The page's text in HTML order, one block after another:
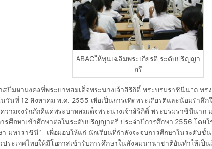
ABACให้ทุนเฉลิมพระเกียรติ ระดับปริญญา
ตรี
สปีมหามงคลที่พระบาทสมเด็จพระนางเจ้าสิริกิติ์ พระบรมราชินีนาถ ทร
วันที่ 12 สิงหาคม พ.ศ. 2555 เพื่อเป็นการเทิดพระเกียรติและน้อมรำ
วามจงรักภักดีแด่พระบาทสมเด็จพระนางเจ้าสิริกิติ์ พระบรมราชินีนา
รศึกษาเข้าศึกษาต่อในระดับปริญญาตรี ประจำปีการศึกษา 2556 โดย
า มหาราชินี” เพื่อมอบให้แก่ นักเรียนที่กำลังจะจบการศึกษาในระดับชั้
ประเทศไทยให้มีโอกาสเข้ารับการศึกษาในสังคมนานาชาติอันทำให้เป็